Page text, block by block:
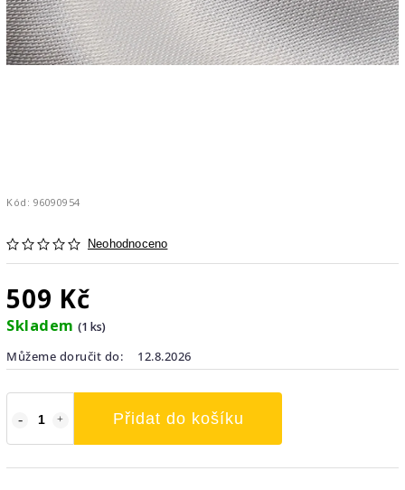
Kód: 96090954
Neohodnoceno
509 Kč
Skladem (1 ks)
Můžeme doručit do:
12.8.2026
Přidat do košíku